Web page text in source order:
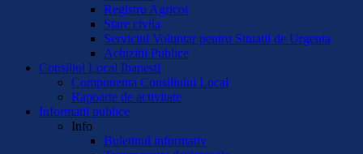
Registru Agricol
Stare civila
Serviciul Voluntar pentru Situatii de Urgenta
Achizitii Publice
Consiliul Local Ibanesti
Componenta Consiliului Local
Rapoarte de activitate
Informatii publice
Info
Buletinul informativ